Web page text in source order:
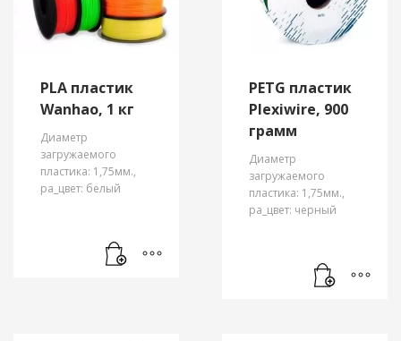
PLA пластик
Wanhao, 1 кг
Диаметр
загружаемого
пластика: 1,75мм.,
pa_цвет: белый
PETG пластик
Plexiwire, 900
грамм
Диаметр
загружаемого
пластика: 1,75мм.,
pa_цвет: черный